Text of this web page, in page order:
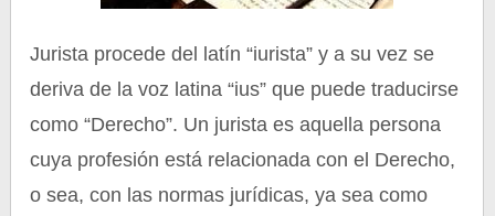
Jurista procede del latín “iurista” y a su vez se
deriva de la voz latina “ius” que puede traducirse
como “Derecho”. Un jurista es aquella persona
cuya profesión está relacionada con el Derecho,
o sea, con las normas jurídicas, ya sea como